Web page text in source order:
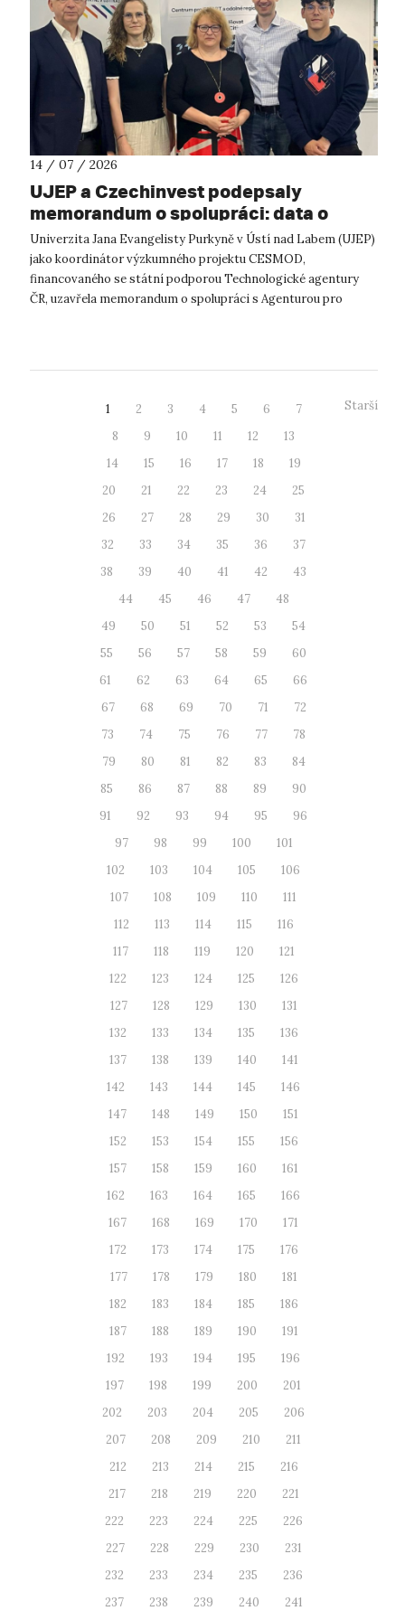
14 / 07 / 2026
UJEP a Czechinvest podepsaly
memorandum o spolupráci: data o
podnikatelském prostředí posílí
výzkum CESMOD
Univerzita Jana Evangelisty Purkyně v Ústí nad Labem (UJEP)
jako koordinátor výzkumného projektu CESMOD,
financovaného se státní podporou Technologické agentury
ČR, uzavřela memorandum o spolupráci s Agenturou pro
1 2 3 4 5 6
7
8
9 10 11 12
13
14
15 16 17 18
19
20
21 22 23 24
25
26
27 28 29 30
31
32
33 34 35 36
37
38
39 40 41 42
43
44
45 46 47
48
49
50 51 52 53
54
55
56 57 58 59
60
61
62 63 64 65
66
67
68 69 70 71
72
73
74 75 76 77
78
79
80 81 82 83
84
85
86 87 88 89
90
91
92 93 94 95
96
97
98 99 100
101
102
103 104 105
106
107
108 109 110
111
112
113 114 115
116
117
118 119 120
121
122
123 124 125
126
127
128 129 130
131
132
133 134 135
136
137
138 139 140
141
142
143 144 145
146
147
148 149 150
151
152
153 154 155
156
157
158 159 160
161
162
163 164 165
166
167
168 169 170
171
172
173 174 175
176
177
178 179 180
181
182
183 184 185
186
187
188 189 190
191
192
193 194 195
196
197
198 199 200
201
202
203 204 205
206
207
208 209 210
211
212
213 214 215
216
217
218 219 220
221
222
223 224 225
226
227
228 229 230
231
232
233 234 235
236
237
238 239 240
241
Starší